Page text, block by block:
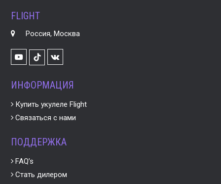
FLIGHT
Россия, Москва
YoutubeTikTok
VK
ИНФОРМАЦИЯ
Купить укулеле Flight
Связаться с нами
ПОДДЕРЖКА
FAQ’s
Стать дилером